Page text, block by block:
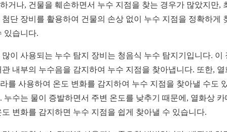
거나, 건물을 훼손하면서 누수 지점을 찾는 경우가 많았지만,
첨단 장비를 활용하여 건물의 손상 없이 누수 지점을 정확하게
있습니다.
많이 사용되는 누수 탐지 장비는 청음식 누수 탐지기입니다. 이
관 내부의 누수음을 감지하여 누수 지점을 찾아냅니다. 또한, 열
를 사용하여 온도 변화를 감지하여 누수 지점을 찾아낼 수도
누수는 물이 증발하면서 주변 온도를 낮추기 때문에, 열화상 카
도 변화를 감지하면 누수 지점을 쉽게 찾아낼 수 있습니다.